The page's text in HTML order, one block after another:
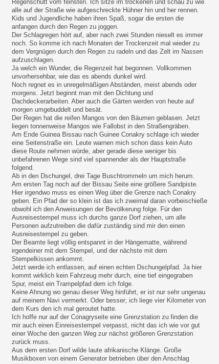
Regenschutt vom feinsten. Ich sitze im trockenen und schau zu wie
alle auf der Straße wie aufgeschreckte Hühner hin und her rennen.
Kids und Jugendliche haben ihren Spaß, sogar die ersten die
anfangen durch den Regen zu joggen.
Der Schlagregen hört auf, aber nach zwei Stunden nieselt es immer
noch. So komme ich nach Monaten der Trockenzeit mal wieder zu
dem Vergnügen durch den Regen zu radeln und das Zelt im Nassen
aufzuschlagen.
Ja welch ein Wunder, die Regenzeit hat begonnen. Vollkommen
unvorhersehbar, wie das es abends dunkel wird.
Noch regnet es in unregelmäßigen Abständen, meist abends oder
morgens. Jetzt beginnt man mit den Dichtung und
Dachdeckerarbeiten. Aber auch die Gärten werden von heute auf
morgen umgebuddelt und besät.
Der Regen hat die reifen Mangos von den Bäumen geblasen. Jetzt
liegen tonnenweise Mangos wie Fallobst in den Straßengräben.
Am Ende Guinea Bissau nach Guinee Conakry schlage ich wieder
eine Seitenstraße ein. Leute warnen mich schon dass kein Auto
diese Route nehmen würde, aber gerade diese weniger bis
unbefahrenen Wege sind viel spannender als der Hauptstraße
folgend.
Ab in den Dschungel, drei Tage Buschtrommeln um mich herum.
Am ersten Tag noch auf der Bissau Seite eine größere Sandpiste.
Hier irgendwo muss es einen Weg über die Grenze nach Conakry
geben. Ein Pfad der so klein ist das ich zweimal daran vorbeischieße
obwohl ich den Anweisungen der Bevölkerung folge. Für den
Ausreisestempel muss ich durchs ganze Dorf ziehen, um alle
Personen aufzutreiben die dafür zuständig sind mir den einen
Ausreisestempel zu geben.
Der Beamte liegt völlig entspannt in der Hängematte, während
irgendeiner mit dem Stempel, und der nächste mit dem
Stempelkissen ankommt.
Jetzt werde ich entlassen, auf einen echten Dschungelpfad. Ja hier
kommt wirklich kein Fahrzeug mehr durch, eine tief eingegraben
Spur, meist ein Trampelpfad dem ich folge.
Keine Ahnung wo genau dieser Weg hinführt, er ist nur sehr ungenau
auf meinem Navi vermerkt. Oder besser; ich liege vier Kilometer von
dem Kurs den ich mal geroutet hatte.
Ich hoffe nur auf der Conagryseite eine Grenzstation zu finden die
mir auch einen Einreisestempel verpasst, nicht das ich wie vor gut
einer Woche den ganzen Weg zur nächst größeren Grenzstation
zurück muss.
Aus dem ersten Dorf wilde laute afrikanische Klänge. Große
Musikboxen von einem Generator betrieben über den Anschlag